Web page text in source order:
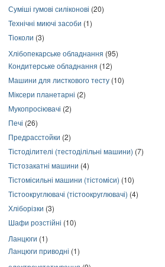
Суміші гумові силіконові (20)
Технічні миючі засоби (1)
Тіоколи (3)
Хлібопекарське обладнання (95)
Кондитерське обладнання (12)
Машини для листкового тесту (10)
Міксери планетарні (2)
Мукопросіювачі (2)
Печі (26)
Предрасстойки (2)
Тістоділителі (тестоділільні машини) (7)
Тістозакатні машини (4)
Тістомісильні машини (тістоміси) (10)
Тістоокруглювачі (тістоокруглювачі) (4)
Хліборізки (3)
Шафи розстійні (10)
Ланцюги (1)
Ланцюги приводні (1)